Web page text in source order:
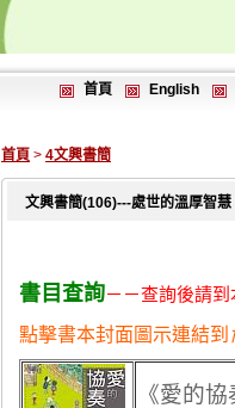
首頁 English
首頁 > 4文興書簡
文興書簡(106)---處世的溫厚智慧
書目查詢－－查詢後請
點擊書本封面圖示連結到
《愛的